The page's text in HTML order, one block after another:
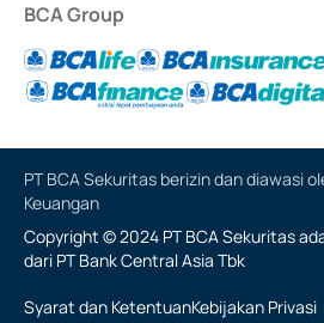
BCA Group
PT BCA Sekuritas berizin dan diawasi
Keuangan
Copyright © 2024 PT BCA Sekuritas
dari PT Bank Central Asia Tbk
Syarat dan KetentuanKebijakan Privasi